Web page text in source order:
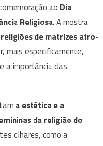
ao Dia
Religiosa. A mostra
de matrizes afro-
mais especificamente,
a importância das
a estética e a
da religião do
olhares, como a